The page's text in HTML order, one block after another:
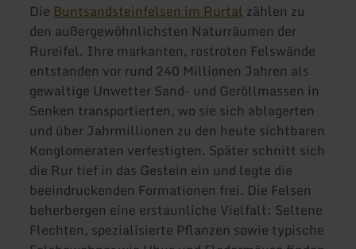
Die Buntsandsteinfelsen im Rurtal zählen zu
den außergewöhnlichsten Naturräumen der
Rureifel. Ihre markanten, rostroten Felswände
entstanden vor rund 240 Millionen Jahren als
gewaltige Unwetter Sand- und Geröllmassen in
Senken transportierten, wo sie sich ablagerten
und über Jahrmillionen zu den heute sichtbaren
Konglomeraten verfestigten. Später schnitt sich
die Rur tief in das Gestein ein und legte die
beeindruckenden Formationen frei. Die Felsen
beherbergen eine erstaunliche Vielfalt: Seltene
Flechten, spezialisierte Pflanzen sowie typische